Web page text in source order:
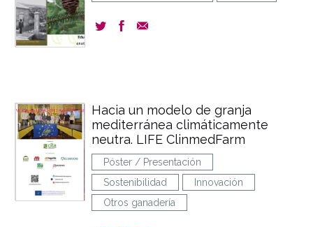
Hacia un modelo de granja
mediterránea climáticamente
neutra. LIFE ClinmedFarm
Póster / Presentación
Sostenibilidad
Innovación
Otros ganadería